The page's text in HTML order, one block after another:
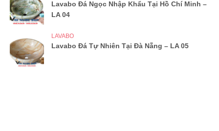
Lavabo Đá Ngọc Nhập Khẩu Tại Hồ Chí Minh –
LA 04
LAVABO
Lavabo Đá Tự Nhiên Tại Đà Nẵng – LA 05